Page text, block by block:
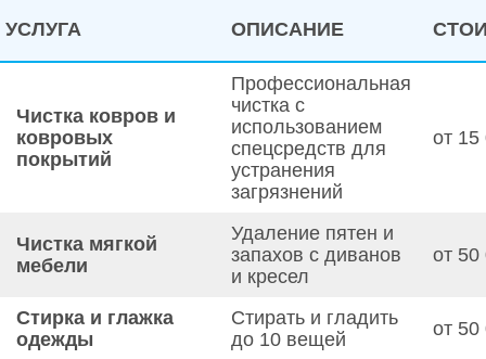
УСЛУГА ОПИСАНИЕ
Чистка ковров и
ковровых
покрытий
Профессиональная
чистка с
использованием
спецсредств для
устранения
загрязнений
от 15
Чистка мягкой
мебели
Удаление пятен и
запахов с диванов
и кресел
от 50
Стирка и глажка
одежды
Стирать и гладить
до 10 вещей
от 50